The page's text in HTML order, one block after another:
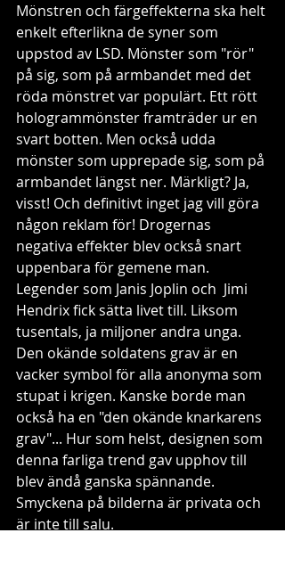
Mönstren och färgeffekterna ska helt
enkelt efterlikna de syner som
uppstod av LSD. Mönster som "rör"
på sig, som på armbandet med det
röda mönstret var populärt. Ett rött
hologrammönster framträder ur en
svart botten. Men också udda
mönster som upprepade sig, som på
armbandet längst ner. Märkligt? Ja,
visst! Och definitivt inget jag vill göra
någon reklam för! Drogernas
negativa effekter blev också snart
uppenbara för gemene man.
Legender som Janis Joplin och  Jimi
Hendrix fick sätta livet till. Liksom
tusentals, ja miljoner andra unga.
Den okände soldatens grav är en
vacker symbol för alla anonyma som
stupat i krigen. Kanske borde man
också ha en "den okände knarkarens
grav"... Hur som helst, designen som
denna farliga trend gav upphov till
blev ändå ganska spännande.
Smyckena på bilderna är privata och
är inte till salu.